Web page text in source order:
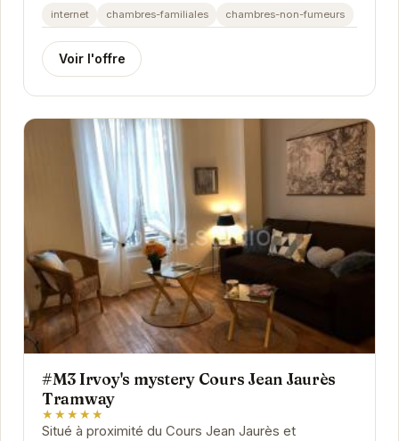
internet chambres-familiales chambres-non-fumeurs
Voir l'offre
#M3 Irvoy's mystery Cours Jean Jaurès
Tramway
★★★★★
Situé à proximité du Cours Jean Jaurès et